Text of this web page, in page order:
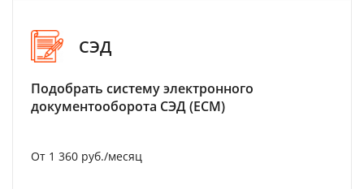
СЭД
Подобрать систему электронного
документооборота СЭД (ECM)
От 1 360 руб./месяц